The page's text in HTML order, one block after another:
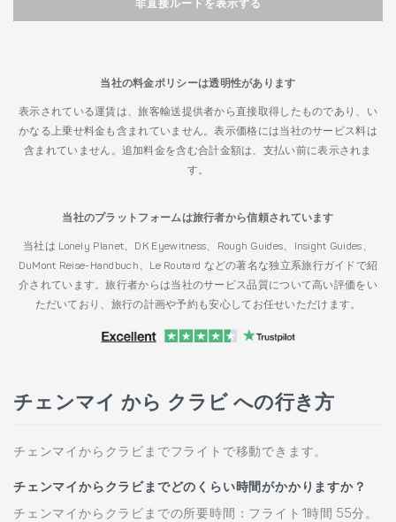
非直接ルートを表示する
当社の料金ポリシーは透明性があります
表示されている運賃は、旅客輸送提供者から直接取得したものであり、い
かなる上乗せ料金も含まれていません。表示価格には当社のサービス料は
含まれていません。追加料金を含む合計金額は、支払い前に表示されま
す。
当社のプラットフォームは旅行者から信頼されています
当社は Lonely Planet、DK Eyewitness、Rough Guides、Insight Guides、
DuMont Reise-Handbuch、Le Routard などの著名な独立系旅行ガイドで紹
介されています。旅行者からは当社のサービス品質について高い評価をい
ただいており、旅行の計画や予約も安心してお任せいただけます。
チェンマイ から クラビ への行き方
チェンマイからクラビまでフライトで移動できます。
チェンマイからクラビまでどのくらい時間がかかりますか？
チェンマイからクラビまでの所要時間：フライト1時間 55分。